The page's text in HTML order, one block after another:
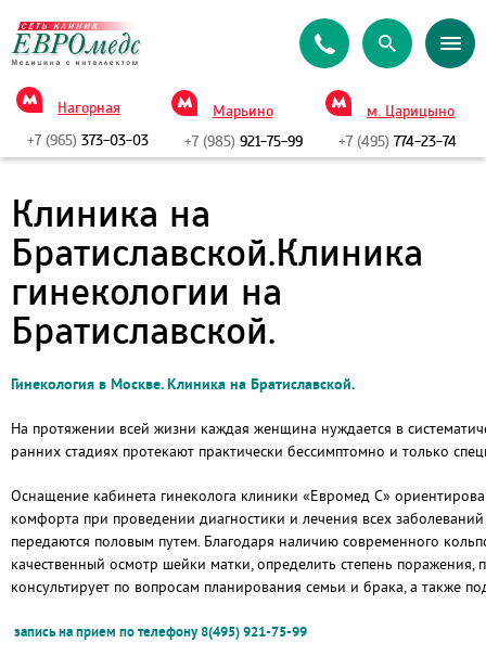
Нагорная
+7 (965) 373-03-03
Марьино
+7 (985)921-75-99
м. Царицыно
+7 (495) 774-23-74
Клиника на
Братиславской.Клиника
гинекологии на
Братиславской.
Гинекология в Москве. Клиника на Братиславской.
На протяжении всей жизни каждая женщина нуждается в
ранних стадиях протекают практически бессимптомно и только
Оснащение кабинета гинеколога клиники «Евромед С»
комфорта при проведении диагностики и лечения всех
передаются половым путем. Благодаря наличию современного
качественный осмотр шейки матки, определить степень
консультирует по вопросам планирования семьи и брака, а также
запись на прием по телефону 8(495) 921-75-99